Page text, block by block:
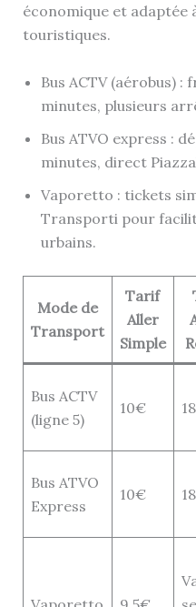
économique et adaptée
touristiques.
Bus ACTV (aérobus) :
minutes, plusieurs
Bus ATVO express :
minutes, direct
Vaporetto : tickets
Transporti pour
urbains.
Mode de
Transport
Tarif
Aller
Simple
Bus ACTV
(ligne 5)
10€
Bus ATVO
Express
10€